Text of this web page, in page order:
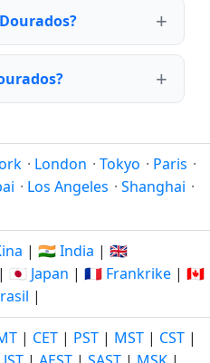
· London · Tokyo · Paris ·
· Los Angeles · Shanghai ·
| 🇮🇳 India | 🇬🇧
| 🇯🇵 Japan | 🇫🇷 Frankrike | 🇨🇦
|
| CET | PST | MST | CST |